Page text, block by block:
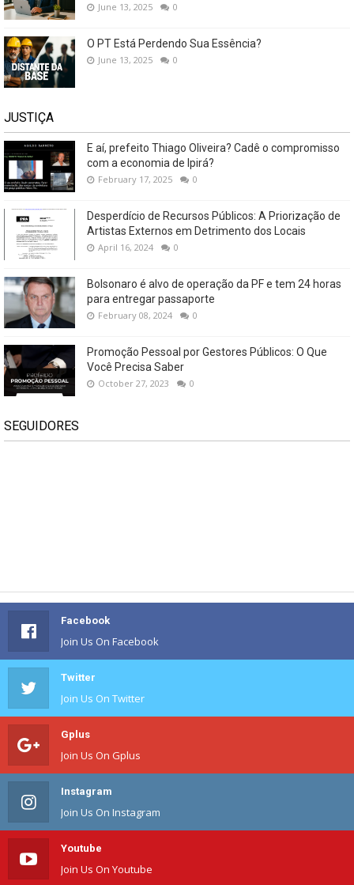
June 13, 2025 0
O PT Está Perdendo Sua Essência?
June 13, 2025 0
JUSTIÇA
E aí, prefeito Thiago Oliveira? Cadê o compromisso
com a economia de Ipirá?
February 17, 2025 0
Desperdício de Recursos Públicos: A Priorização de
Artistas Externos em Detrimento dos Locais
April 16, 2024 0
Bolsonaro é alvo de operação da PF e tem 24 horas
para entregar passaporte
February 08, 2024 0
Promoção Pessoal por Gestores Públicos: O Que
Você Precisa Saber
October 27, 2023 0
SEGUIDORES
Facebook
Join Us On Facebook
Twitter
Join Us On Twitter
Gplus
Join Us On Gplus
Instagram
Join Us On Instagram
Youtube
Join Us On Youtube